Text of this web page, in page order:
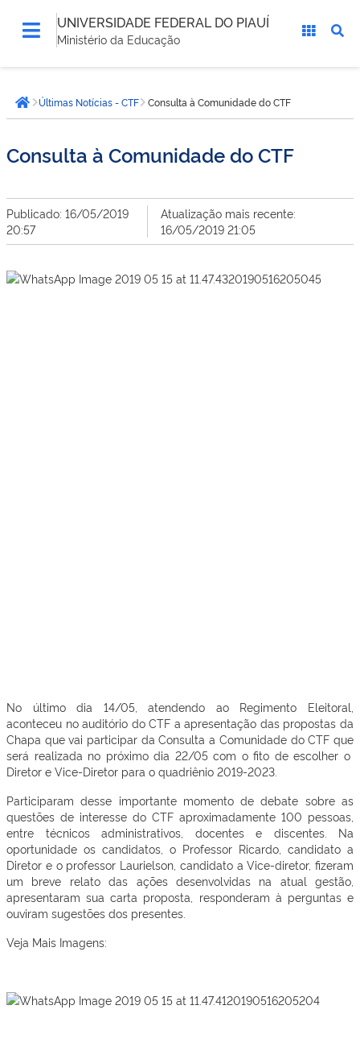
UNIVERSIDADE FEDERAL DO PIAUÍ
Ministério da Educação
está
aqui:Página inicial
Últimas Notícias - CTF Consulta à Comunidade do CTF
Consulta à Comunidade do CTF
Publicado: 16/05/2019
20:57
Atualização mais recente:
16/05/2019 21:05
No último dia 14/05, atendendo ao Regimento Eleitoral,
aconteceu no auditório do CTF a apresentação das propostas da
Chapa que vai participar da Consulta a Comunidade do CTF que
será realizada no próximo dia 22/05 com o fito de escolher o
Diretor e Vice-Diretor para o quadriênio 2019-2023.
Participaram desse importante momento de debate sobre as
questões de interesse do CTF aproximadamente 100 pessoas,
entre técnicos administrativos, docentes e discentes. Na
oportunidade os candidatos, o Professor Ricardo, candidato a
Diretor e o professor Laurielson, candidato a Vice-diretor, fizeram
um breve relato das ações desenvolvidas na atual gestão,
apresentaram sua carta proposta, responderam à perguntas e
ouviram sugestões dos presentes.
Veja Mais Imagens: